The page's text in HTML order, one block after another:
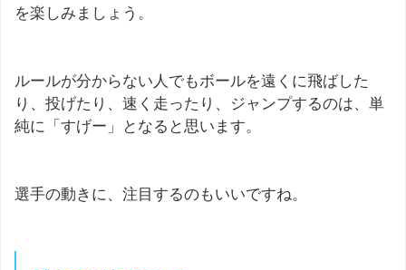
を楽しみましょう。
ルールが分からない人でもボールを遠くに飛ばした
り、投げたり、速く走ったり、ジャンプするのは、単
純に「すげー」となると思います。
選手の動きに、注目するのもいいですね。